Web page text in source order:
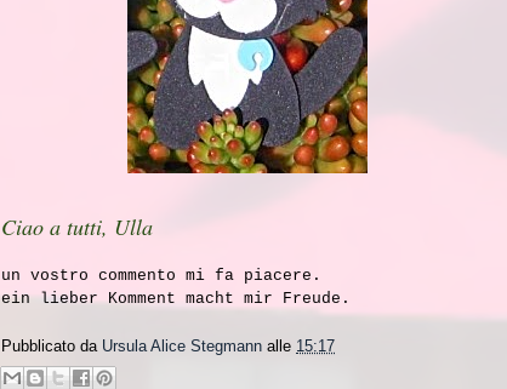
Ciao a tutti, Ulla
un vostro commento mi fa piacere.
ein lieber Komment macht mir Freude.
Pubblicato da Ursula Alice Stegmann alle 15:17